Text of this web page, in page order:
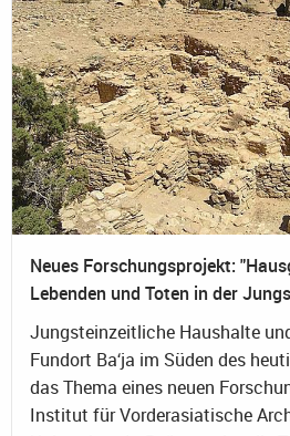
Neues Forschungsprojekt:
Lebenden und Toten in der
Jungsteinzeitliche Haushalte
Fundort Ba‘ja im Süden des
das Thema eines neuen
Institut für Vorderasiatische